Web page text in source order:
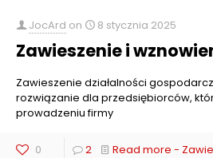
JocArd on 8 stycznia 2025
Zawieszenie i
Zawieszenie działalności
rozwiązanie dla przedsiębiorców,
prowadzeniu firmy
0 2 Read more -